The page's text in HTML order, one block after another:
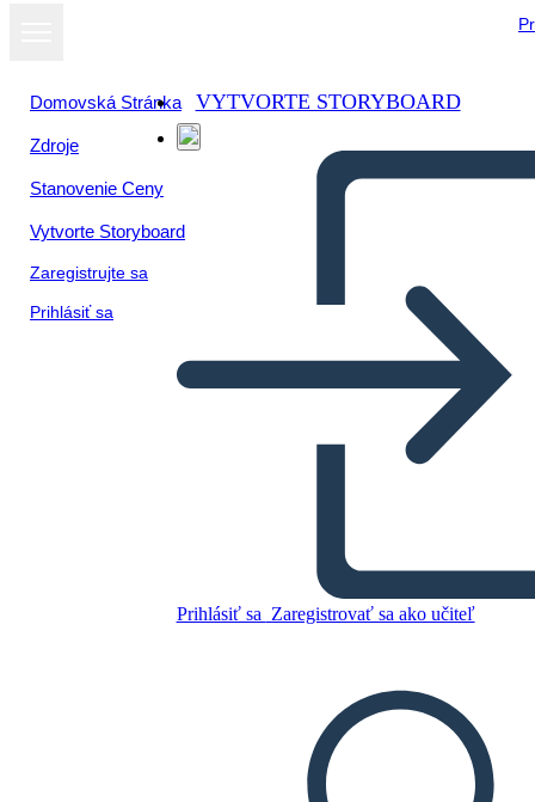
Domovská Stránka
Zdroje
Stanovenie Ceny
Vytvorte Storyboard
Zaregistrujte sa
Prihlásiť sa
VYTVORTE STORYBOARD
Prihlásiť sa Zaregistrovať sa ako učiteľ
שקדמו למלחמת האזרחים
האמריקנית
Skopírujte tento Storyboard
VYTVORIŤ STORYBOARD